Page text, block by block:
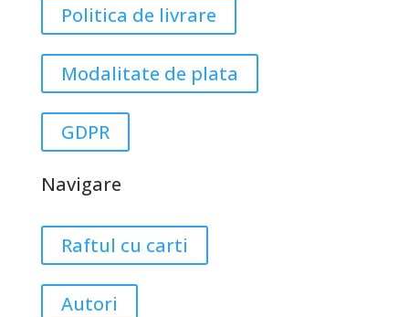
Politica de livrare
Modalitate de plata
GDPR
Navigare
Raftul cu carti
Autori